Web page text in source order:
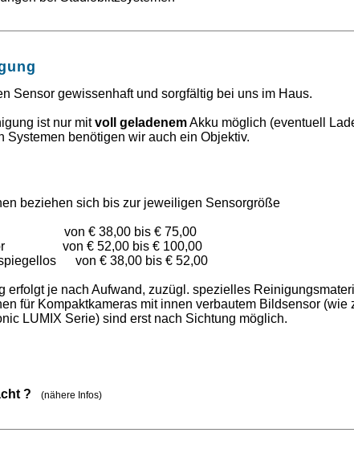
Sensor gewissenhaft und sorgfältig bei uns im Haus.
ist nur mitvoll geladenemAkku möglich (eventuell
Systemen benötigen wir auch ein Objektiv.
beziehen sich bis zur jeweiligen Sensorgröße
von € 38,00 bis € 75,00
von € 52,00 bis € 100,00
von € 38,00 bis € 52,00
erfolgt je nach Aufwand, zuzügl. spezielles
für Kompaktkameras mit innen verbautem Bildsensor (wie
LUMIX Serie) sind erst nach Sichtung möglich.
? (nähere Infos)